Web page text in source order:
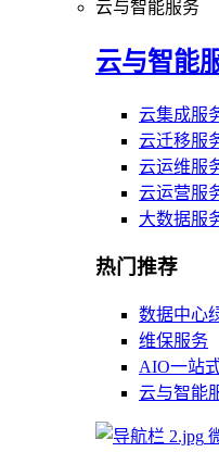
云与智能服务
云与智能
云集成服
云迁移服
云运维服
云运营服
大数据服
热门推荐
数据中心
维保服务
AIO一站
云与智能